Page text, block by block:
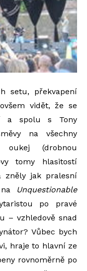
setu, překvapení
vidět, že se
a spolu s Tony
na všechny
oukej (drobnou
tomy hlasitostí
zněly jak pralesní
Unquestionable
po pravé
– vzhledově snad
Vůbec bych
hraje to hlavní ze
rovnoměrně po